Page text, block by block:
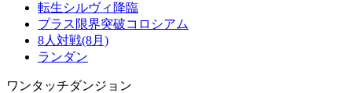
転生シルヴィ降臨
プラス限界突破コロシアム
8人対戦(8月)
ランダン
ワンタッチダンジョン